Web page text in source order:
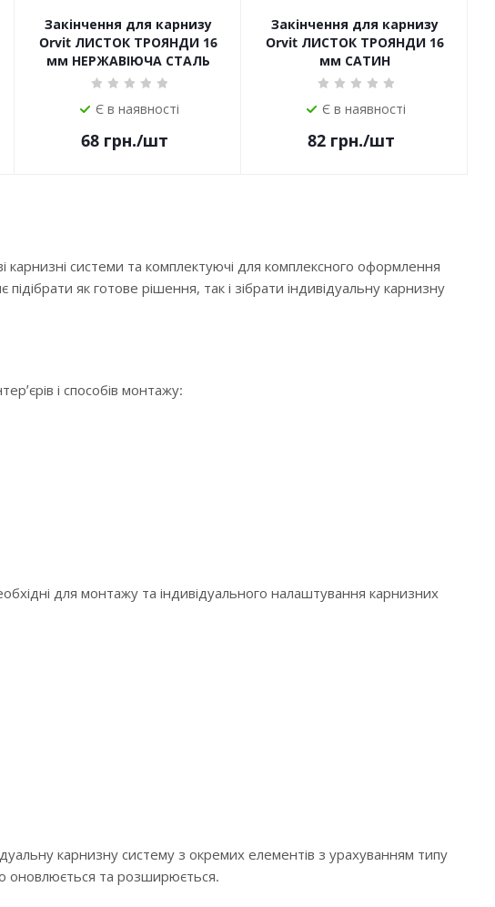
Закінчення для карнизу
Orvit ЛИСТОК ТРОЯНДИ 16
мм НЕРЖАВІЮЧА СТАЛЬ
Є в наявності
68 грн./шт
Закінчення для карнизу
Orvit ЛИСТОК ТРОЯНДИ 16
мм САТИН
Є в наявності
82 грн./шт
карнизні системи та комплектуючі для комплексного оформлення
як готове рішення, так і зібрати індивідуальну карнизну
і способів монтажу:
для монтажу та індивідуального налаштування карнизних
карнизну систему з окремих елементів з урахуванням типу
оновлюється та розширюється.